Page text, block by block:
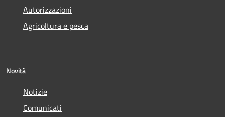
Autorizzazioni
Agricoltura e pesca
Novità
Notizie
Comunicati